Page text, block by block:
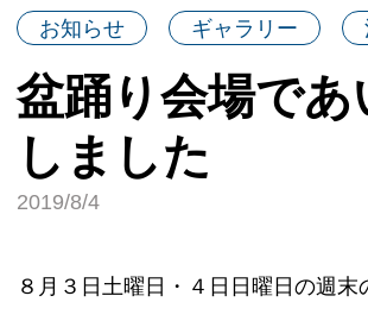
お知らせ ギャラリー
盆踊り会場であ
しました
2019/8/4
８月３日土曜日・４日日曜日の週末